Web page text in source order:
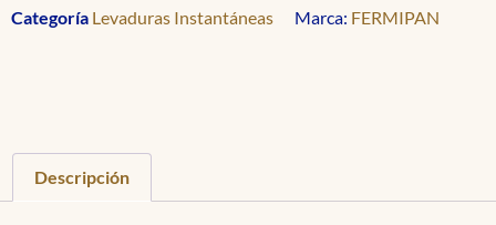
Categoría Levaduras Instantáneas Marca: FERMIPAN
Descripción